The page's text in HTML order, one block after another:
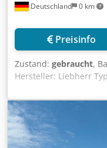
Deutschland 0 km
Preisinfo
Zustand: gebraucht,
Hersteller: Liebherr
Einsatzgewicht: ca.
9,00 m
Kabine): ca. 3,15 –
F6L 912 (luftgekühlter
100 – 106 PS (70 – 78